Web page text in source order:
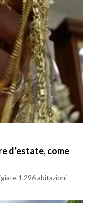
d’estate, come
1.296 abitazioni